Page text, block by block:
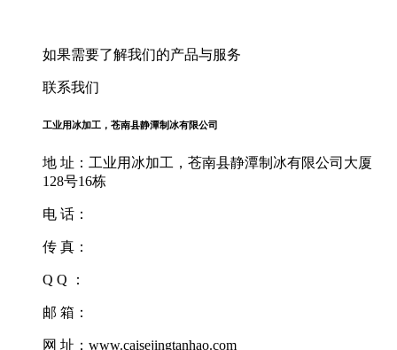
如果需要了解我们的产品与服务
联系我们
工业用冰加工，苍南县静潭制冰有限公司
地 址：工业用冰加工，苍南县静潭制冰有限公司大厦
128号16栋
电 话：
传 真：
Q Q ：
邮 箱：
网 址：www.caisejingtanhao.com